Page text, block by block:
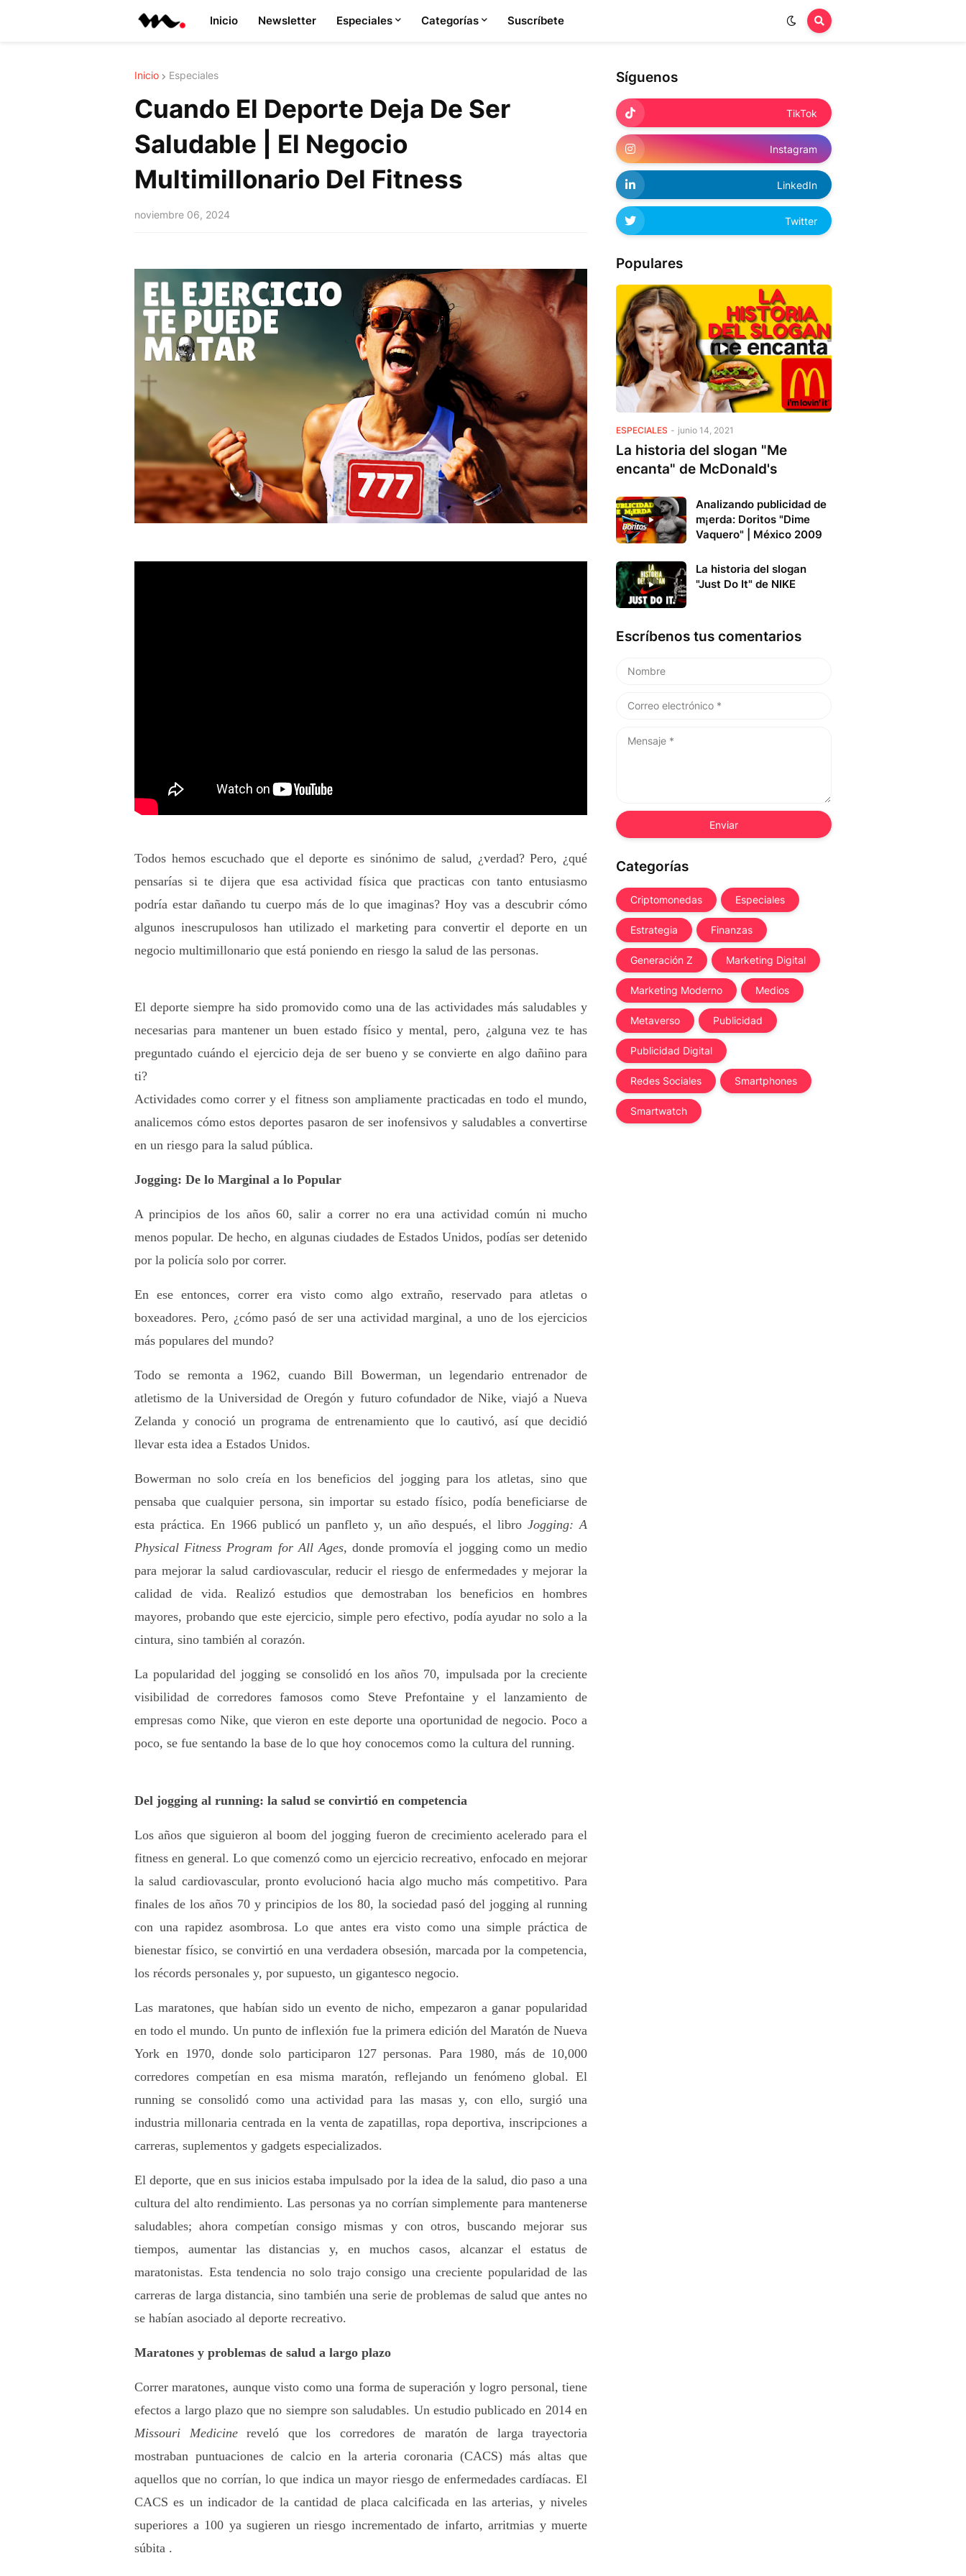
Inicio Newsletter Especiales Categorías Suscríbete
Inicio Especiales
Cuando El Deporte Deja De Ser
Saludable | El Negocio
Multimillonario Del Fitness
noviembre 06, 2024
Todos hemos escuchado que el deporte es sinónimo de salud, ¿verdad? Pero, ¿qué
pensarías si te dijera que esa actividad física que practicas con tanto entusiasmo
podría estar dañando tu cuerpo más de lo que imaginas? Hoy vas a descubrir cómo
algunos inescrupulosos han utilizado el marketing para convertir el deporte en un
negocio multimillonario que está poniendo en riesgo la salud de las personas.
El deporte siempre ha sido promovido como una de las actividades más saludables y
necesarias para mantener un buen estado físico y mental, pero, ¿alguna vez te has
preguntado cuándo el ejercicio deja de ser bueno y se convierte en algo dañino para
ti?
Actividades como correr y el fitness son ampliamente practicadas en todo el mundo,
analicemos cómo estos deportes pasaron de ser inofensivos y saludables a convertirse
en un riesgo para la salud pública.
Jogging: De lo Marginal a lo Popular
A principios de los años 60, salir a correr no era una actividad común ni mucho
menos popular. De hecho, en algunas ciudades de Estados Unidos, podías ser detenido
por la policía solo por correr.
En ese entonces, correr era visto como algo extraño, reservado para atletas o
boxeadores. Pero, ¿cómo pasó de ser una actividad marginal, a uno de los ejercicios
más populares del mundo?
Todo se remonta a 1962, cuando Bill Bowerman, un legendario entrenador de
atletismo de la Universidad de Oregón y futuro cofundador de Nike, viajó a Nueva
Zelanda y conoció un programa de entrenamiento que lo cautivó, así que decidió
llevar esta idea a Estados Unidos.
Bowerman no solo creía en los beneficios del jogging para los atletas, sino que
pensaba que cualquier persona, sin importar su estado físico, podía beneficiarse de
esta práctica. En 1966 publicó un panfleto y, un año después, el libro Jogging: A
Physical Fitness Program for All Ages, donde promovía el jogging como un medio
para mejorar la salud cardiovascular, reducir el riesgo de enfermedades y mejorar la
calidad de vida. Realizó estudios que demostraban los beneficios en hombres
mayores, probando que este ejercicio, simple pero efectivo, podía ayudar no solo a la
cintura, sino también al corazón.
La popularidad del jogging se consolidó en los años 70, impulsada por la creciente
visibilidad de corredores famosos como Steve Prefontaine y el lanzamiento de
empresas como Nike, que vieron en este deporte una oportunidad de negocio. Poco a
poco, se fue sentando la base de lo que hoy conocemos como la cultura del running.
Del jogging al running: la salud se convirtió en competencia
Los años que siguieron al boom del jogging fueron de crecimiento acelerado para el
fitness en general. Lo que comenzó como un ejercicio recreativo, enfocado en mejorar
la salud cardiovascular, pronto evolucionó hacia algo mucho más competitivo. Para
finales de los años 70 y principios de los 80, la sociedad pasó del jogging al running
con una rapidez asombrosa. Lo que antes era visto como una simple práctica de
bienestar físico, se convirtió en una verdadera obsesión, marcada por la competencia,
los récords personales y, por supuesto, un gigantesco negocio.
Las maratones, que habían sido un evento de nicho, empezaron a ganar popularidad
en todo el mundo. Un punto de inflexión fue la primera edición del Maratón de Nueva
York en 1970, donde solo participaron 127 personas. Para 1980, más de 10,000
corredores competían en esa misma maratón, reflejando un fenómeno global. El
running se consolidó como una actividad para las masas y, con ello, surgió una
industria millonaria centrada en la venta de zapatillas, ropa deportiva, inscripciones a
carreras, suplementos y gadgets especializados.
El deporte, que en sus inicios estaba impulsado por la idea de la salud, dio paso a una
cultura del alto rendimiento. Las personas ya no corrían simplemente para mantenerse
saludables; ahora competían consigo mismas y con otros, buscando mejorar sus
tiempos, aumentar las distancias y, en muchos casos, alcanzar el estatus de
maratonistas. Esta tendencia no solo trajo consigo una creciente popularidad de las
carreras de larga distancia, sino también una serie de problemas de salud que antes no
se habían asociado al deporte recreativo.
Maratones y problemas de salud a largo plazo
Correr maratones, aunque visto como una forma de superación y logro personal, tiene
Missouri Medicine reveló que los corredores de maratón de larga trayectoria
mostraban puntuaciones de calcio en la arteria coronaria (CACS) más altas que
aquellos que no corrían, lo que indica un mayor riesgo de enfermedades cardíacas. El
CACS es un indicador de la cantidad de placa calcificada en las arterias, y niveles
superiores a 100 ya sugieren un riesgo incrementado de infarto, arritmias y muerte
súbita .
Síguenos
TikTok
Instagram
LinkedIn
Twitter
Populares
ESPECIALES - junio 14, 2021
La historia del slogan "Me
encanta" de McDonald's
Analizando publicidad de
m¡erda: Doritos "Dime
Vaquero" | México 2009
La historia del slogan
"Just Do It" de NIKE
Escríbenos tus comentarios
Categorías
Criptomonedas Especiales
Estrategia Finanzas
Generación Z Marketing Digital
Marketing Moderno Medios
Metaverso Publicidad
Publicidad Digital
Redes Sociales Smartphones
Smartwatch